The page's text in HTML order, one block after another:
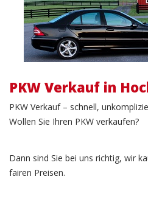
PKW Verkauf in
PKW Verkauf – schnell,
Wollen Sie Ihren PKW verkaufen?
Dann sind Sie bei uns richtig, wir
fairen Preisen.